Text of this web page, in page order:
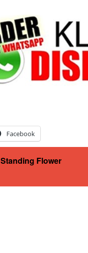
Facebook
Standing Flower